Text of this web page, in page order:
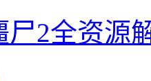
尸2全资源